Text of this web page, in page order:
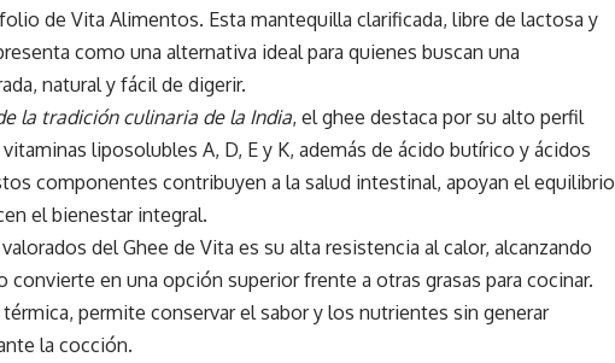
de Vita Alimentos. Esta mantequilla clarificada, libre de lactosa y
como una alternativa ideal para quienes buscan una
natural y fácil de digerir.
la tradición culinaria de la India, el ghee destaca por su alto perfil
liposolubles A, D, E y K, además de ácido butírico y ácidos
componentes contribuyen a la salud intestinal, apoyan el equilibrio
el bienestar integral.
del Ghee de Vita es su alta resistencia al calor, alcanzando
convierte en una opción superior frente a otras grasas para cocinar.
permite conservar el sabor y los nutrientes sin generar
la cocción.